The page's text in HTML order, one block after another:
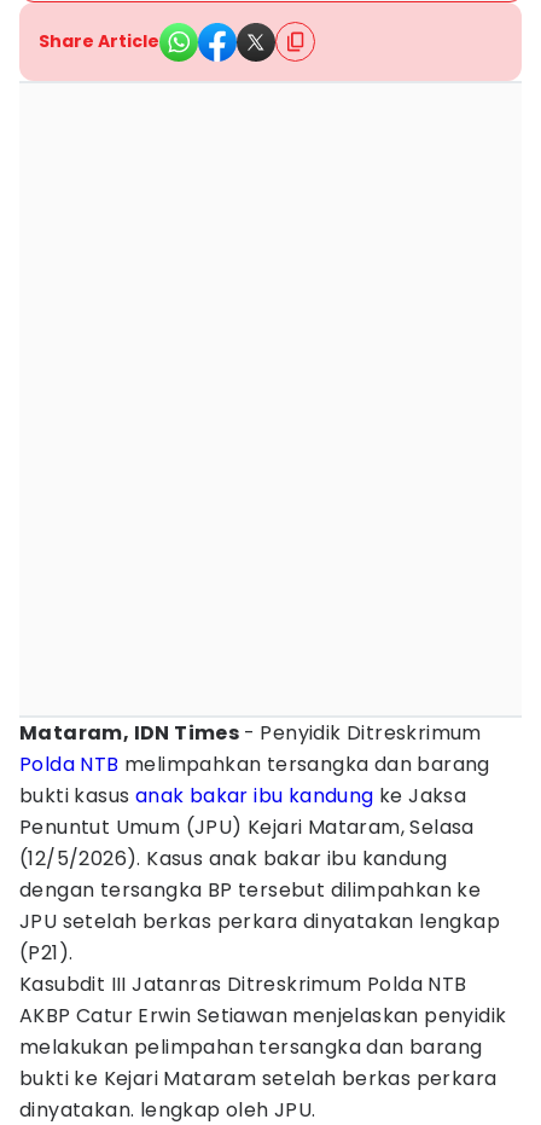
Share Article
Mataram, IDN Times - Penyidik Ditreskrimum
Polda NTB melimpahkan tersangka dan barang
bukti kasus anak bakar ibu kandung ke Jaksa
Penuntut Umum (JPU) Kejari Mataram, Selasa
(12/5/2026). Kasus anak bakar ibu kandung
dengan tersangka BP tersebut dilimpahkan ke
JPU setelah berkas perkara dinyatakan lengkap
(P21).
Kasubdit III Jatanras Ditreskrimum Polda NTB
AKBP Catur Erwin Setiawan menjelaskan penyidik
melakukan pelimpahan tersangka dan barang
bukti ke Kejari Mataram setelah berkas perkara
dinyatakan. lengkap oleh JPU.